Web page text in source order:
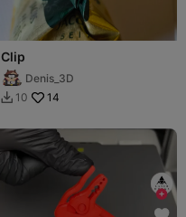
Clip
Denis_3D
 10 14